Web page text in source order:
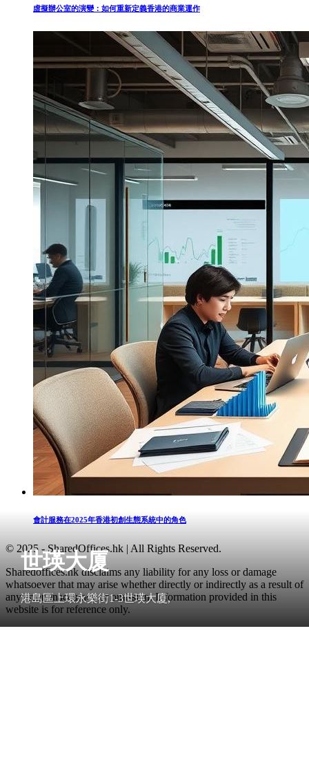
世瑛大厦
港島區上環永樂街1-3世瑛大廈,
虛擬辦公室的演變：如何重新定義香港的商業運作
會計服務在2025年香港初創生態系統中的角色
© 2025 - SharedOffices.hk | All Rights Reserved.
Sharedoffices.hk disclaims any liability for any loss or damage
whatsoever that may arise whether directly or indirectly as a result of
any error, inaccuracy or omission. Information provided in this
website is for reference only.